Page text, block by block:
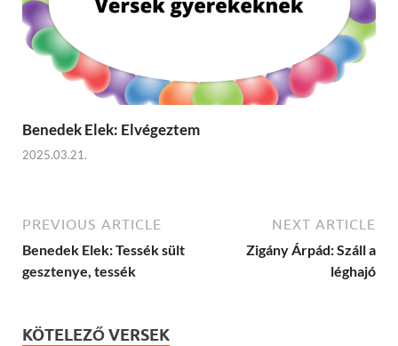
Benedek Elek: Elvégeztem
2025.03.21.
PREVIOUS ARTICLE
Benedek Elek: Tessék sült
gesztenye, tessék
NEXT ARTICLE
Zigány Árpád: Száll a
léghajó
KÖTELEZŐ VERSEK